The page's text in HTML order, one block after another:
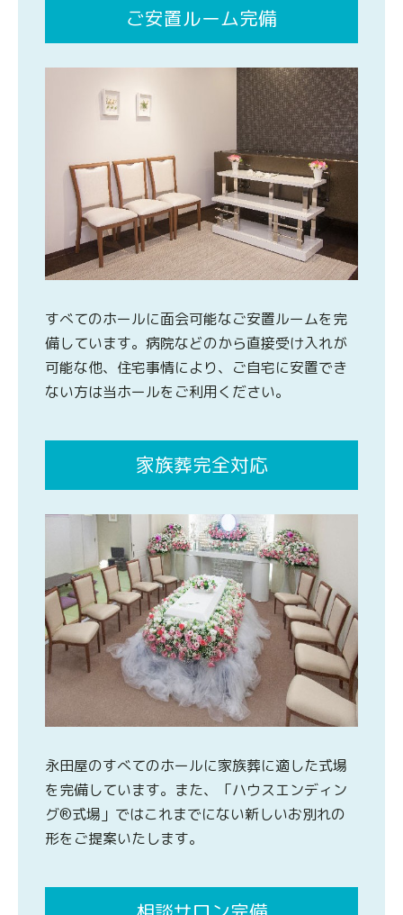
ご安置ルーム完備
すべてのホールに面会可能なご安置ルームを完
備しています。病院などのから直接受け入れが
可能な他、住宅事情により、ご自宅に安置でき
ない方は当ホールをご利用ください。
家族葬完全対応
永田屋のすべてのホールに家族葬に適した式場
を完備しています。また、「ハウスエンディン
グ®式場」ではこれまでにない新しいお別れの
形をご提案いたします。